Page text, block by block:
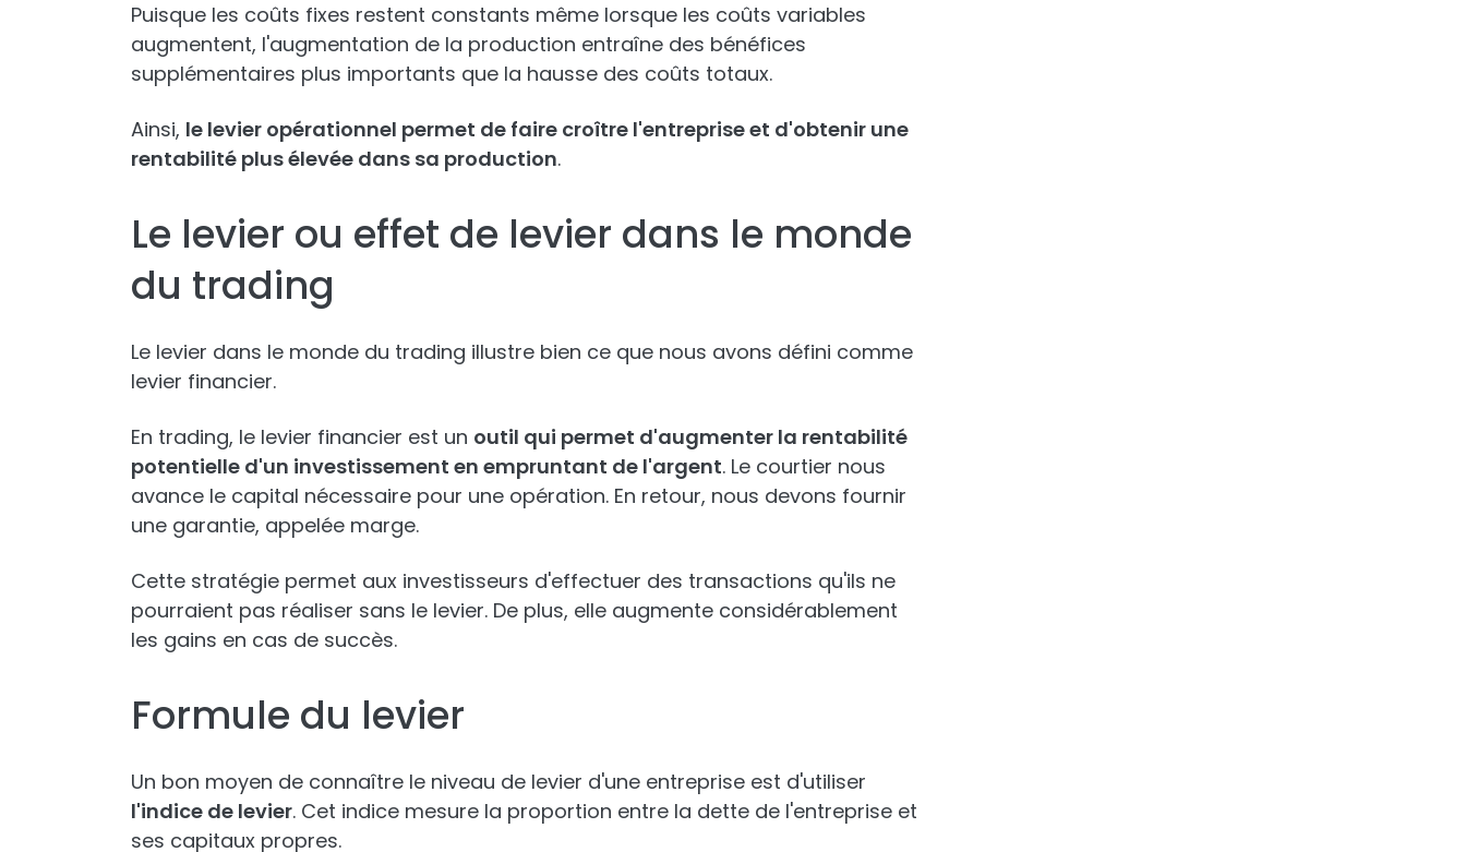
Puisque les coûts fixes restent constants même lorsque les coûts variables
augmentent, l'augmentation de la production entraîne des bénéfices
supplémentaires plus importants que la hausse des coûts totaux.
Ainsi, le levier opérationnel permet de faire croître l'entreprise et d'obtenir une
rentabilité plus élevée dans sa production.
Le levier ou effet de levier dans le monde
du trading
Le levier dans le monde du trading illustre bien ce que nous avons défini comme
levier financier.
En trading, le levier financier est un outil qui permet d'augmenter la rentabilité
potentielle d'un investissement en empruntant de l'argent. Le courtier nous
avance le capital nécessaire pour une opération. En retour, nous devons fournir
une garantie, appelée marge.
Cette stratégie permet aux investisseurs d'effectuer des transactions qu'ils ne
pourraient pas réaliser sans le levier. De plus, elle augmente considérablement
les gains en cas de succès.
Formule du levier
Un bon moyen de connaître le niveau de levier d'une entreprise est d'utiliser
l'indice de levier. Cet indice mesure la proportion entre la dette de l'entreprise et
ses capitaux propres.